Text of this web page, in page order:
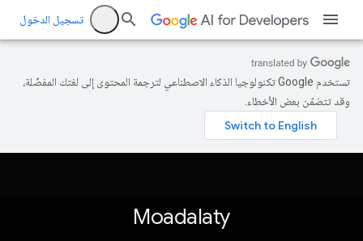
تسجيل الدخول
تستخدم Google تكنولوجيا الذكاء الاصطناعي لترجمة المحتوى إلى لغتك المفضّلة،
وقد تتضمّن بعض الأخطاء.
Moadalaty